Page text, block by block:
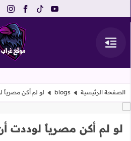
youtube
tiktok
القائمة
الصفحة الرئيسية blogs لو لم أكن مصرياً
لو لم أكن مصرياً لوددت